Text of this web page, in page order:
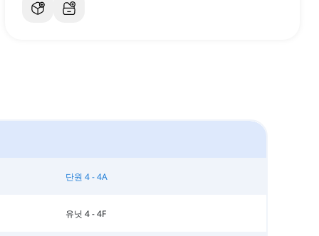
단원 4 - 4A
유닛 4 - 4F